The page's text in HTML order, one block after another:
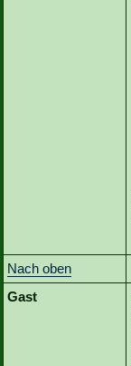
Nach oben
Gast